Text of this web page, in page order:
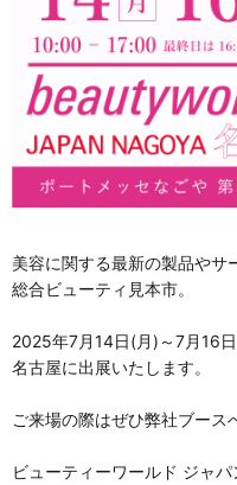
美容に関する最新の製品やサ
総合ビューティ見本市。
2025年7月14日(月)～7月16
名古屋に出展いたします。
ご来場の際はぜひ弊社ブース
ビューティーワールド ジャ